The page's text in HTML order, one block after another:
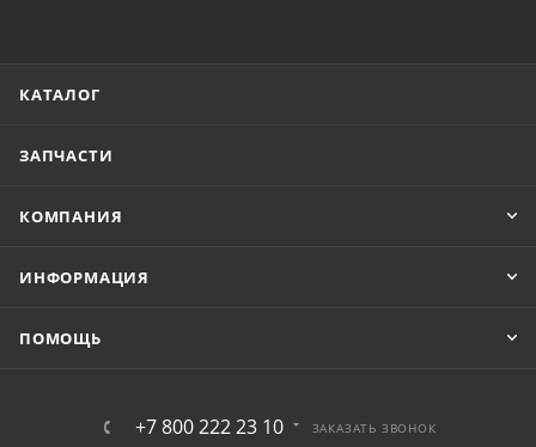
КАТАЛОГ
ЗАПЧАСТИ
КОМПАНИЯ
ИНФОРМАЦИЯ
ПОМОЩЬ
+7 800 222 23 10 ЗАКАЗАТЬ ЗВОНОК